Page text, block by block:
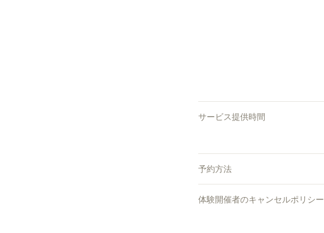
サービス提供時間
予約方法
体験開催者のキャンセルポリシー